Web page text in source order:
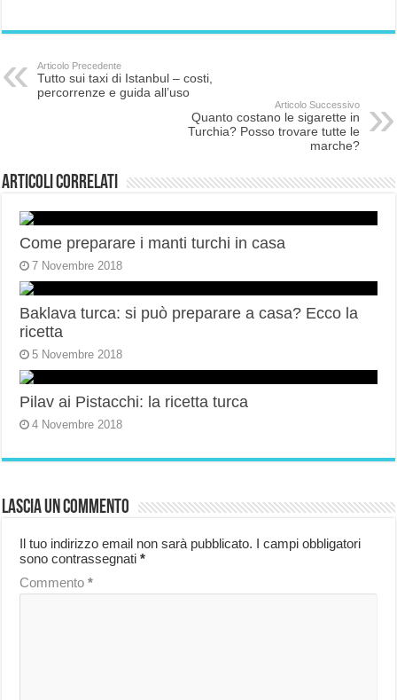
Articolo Precedente
Tutto sui taxi di Istanbul – costi,
percorrenze e guida all’uso
Articolo Successivo
Quanto costano le sigarette in
Turchia? Posso trovare tutte le
marche?
Articoli correlati
Come preparare i manti turchi in casa
7 Novembre 2018
Baklava turca: si può preparare a casa? Ecco la
ricetta
5 Novembre 2018
Pilav ai Pistacchi: la ricetta turca
4 Novembre 2018
Lascia un commento
Il tuo indirizzo email non sarà pubblicato. I campi obbligatori
sono contrassegnati*
Commento*